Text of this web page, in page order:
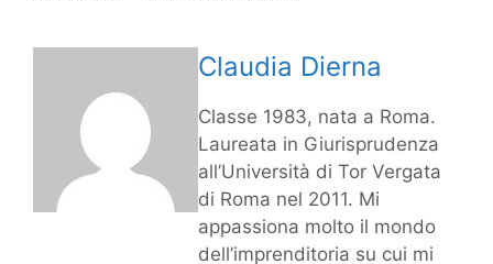
Claudia Dierna
Classe 1983, nata a Roma.
Laureata in Giurisprudenza
all’Università di Tor Vergata
di Roma nel 2011. Mi
appassiona molto il mondo
dell’imprenditoria su cui mi